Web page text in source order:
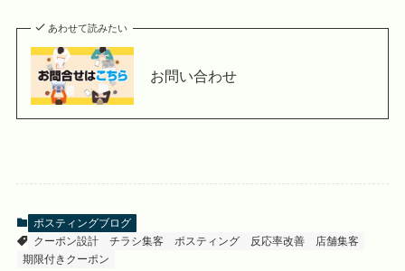
あわせて読みたい
お問い合わせ
ポスティングブログ
クーポン設計
チラシ集客 ポスティング 反応率改善
店舗集客
期限付きクーポン